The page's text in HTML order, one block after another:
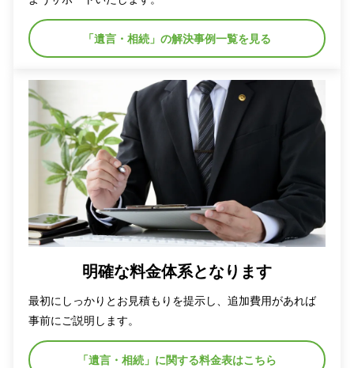
「遺言・相続」の解決事例一覧を見る
明確な料金体系となります
最初にしっかりとお見積もりを提示し、追加費用があれば
事前にご説明します。
「遺言・相続」に関する料金表はこちら